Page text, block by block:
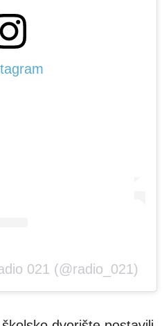
021 (@radio_021)